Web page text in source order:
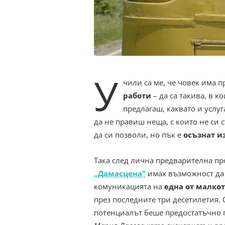
У чили са ме, че човек има
работи – да са такива, в
предлагаш, каквато и
да не правиш неща, с които не си
да си позволи, но пък е осъзнат
Така след лична предварителна
„Дамасцена“ имах възможност
комуникацията на една от
през последните три
потенциалът беше